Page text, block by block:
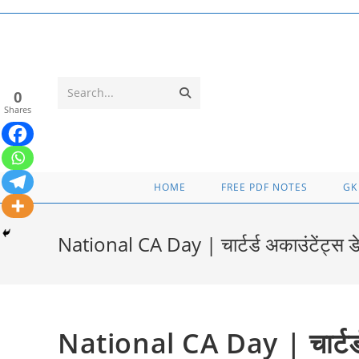
Skip
Search...
HOME FREE PDF NOTES
National CA Day | चार्टर्ड अकाउंटेंट्स
National CA Day |
0
Shares